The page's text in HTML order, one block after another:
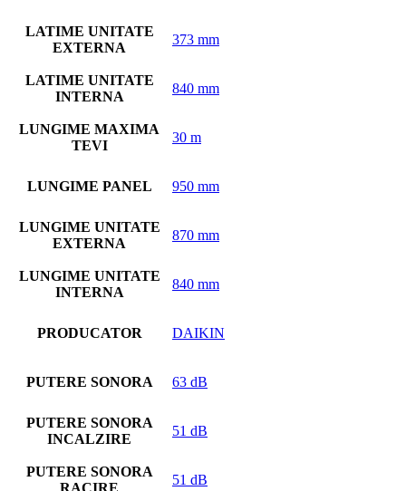
LATIME UNITATE
EXTERNA
373 mm
LATIME UNITATE
INTERNA
840 mm
LUNGIME MAXIMA
TEVI
30 m
LUNGIME PANEL 950 mm
LUNGIME UNITATE
EXTERNA
870 mm
LUNGIME UNITATE
INTERNA
840 mm
PRODUCATOR DAIKIN
PUTERE SONORA 63 dB
PUTERE SONORA
INCALZIRE
51 dB
PUTERE SONORA
51 dB